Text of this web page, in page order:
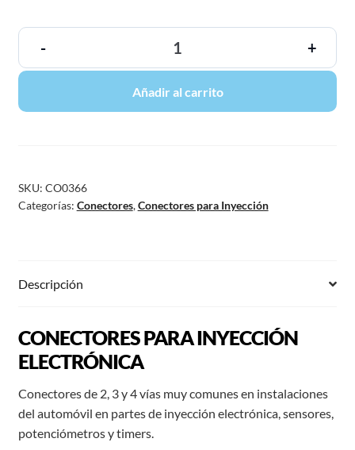
- +
Añadir al carrito
SKU: CO0366
Categorías: Conectores,Conectores para Inyección
Descripción
CONECTORES PARA INYECCIÓN
ELECTRÓNICA
Conectores de 2, 3 y 4 vías muy comunes en instalaciones
del automóvil en partes de inyección electrónica, sensores,
potenciómetros y timers.